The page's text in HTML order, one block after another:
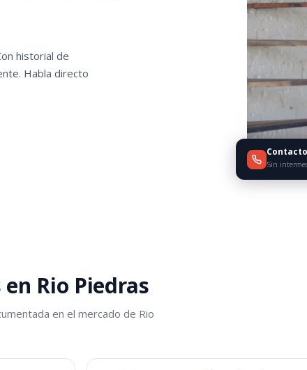
historial de
Habla directo
Sin
Rio Piedras
en el mercado de Rio